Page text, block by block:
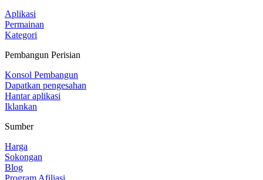
Aplikasi
Permainan
Kategori
Pembangun Perisian
Konsol Pembangun
Dapatkan pengesahan
Hantar aplikasi
Iklankan
Sumber
Harga
Sokongan
Blog
Program Afiliasi